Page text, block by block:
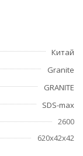
Китай
Granite
GRANITE
SDS-max
2600
620х42х42